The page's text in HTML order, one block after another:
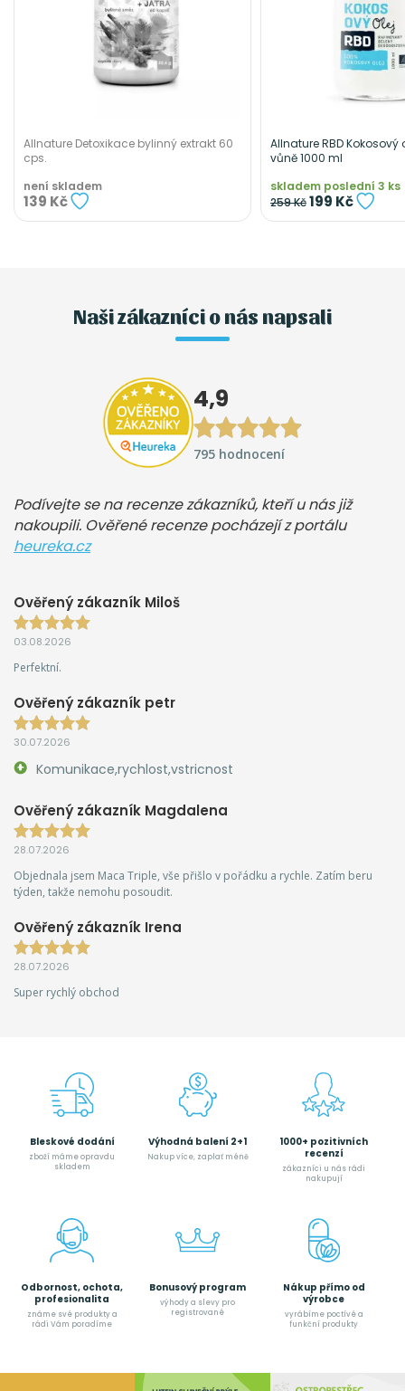
Allnature Detoxikace bylinný extrakt 60
cps.
není skladem
139 Kč
Allnature RBD Kokosový
vůně 1000 ml
skladem poslední 3 ks
259 Kč199 Kč
Naši zákazníci o nás napsali
4,9
795 hodnocení
Podívejte se na recenze zákazníků, kteří u nás již
nakoupili. Ověřené recenze pocházejí z portálu
heureka.cz
Ověřený zákazník Miloš
03.08.2026
Perfektní.
Ověřený zákazník petr
30.07.2026
Komunikace,rychlost,vstricnost
Ověřený zákazník Magdalena
28.07.2026
Objednala jsem Maca Triple, vše přišlo v pořádku a rychle. Zatím beru
týden, takže nemohu posoudit.
Ověřený zákazník Irena
28.07.2026
Super rychlý obchod
Bleskové dodání
zboží máme opravdu
skladem
Výhodná balení 2+1
Nakup více, zaplať méně
1000+ pozitivních
recenzí
zákazníci u nás rádi
nakupují
Odbornost, ochota,
profesionalita
známe své produkty a
rádi Vám poradíme
Bonusový program
výhody a slevy pro
registrované
Nákup přímo od
výrobce
vyrábíme poctívé a
funkční produkty